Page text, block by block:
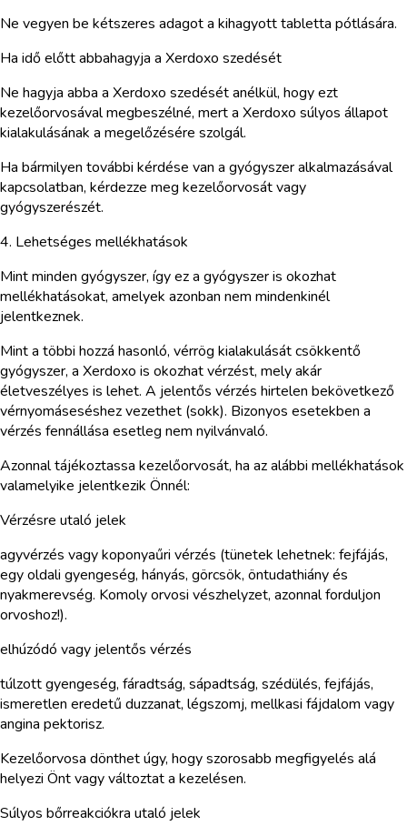
Ne vegyen be kétszeres adagot a kihagyott tabletta pótlására.
Ha idő előtt abbahagyja a Xerdoxo szedését
Ne hagyja abba a Xerdoxo szedését anélkül, hogy ezt
kezelőorvosával megbeszélné, mert a Xerdoxo súlyos állapot
kialakulásának a megelőzésére szolgál.
Ha bármilyen további kérdése van a gyógyszer alkalmazásával
kapcsolatban, kérdezze meg kezelőorvosát vagy
gyógyszerészét.
4. Lehetséges mellékhatások
Mint minden gyógyszer, így ez a gyógyszer is okozhat
mellékhatásokat, amelyek azonban nem mindenkinél
jelentkeznek.
Mint a többi hozzá hasonló, vérrög kialakulását csökkentő
gyógyszer, a Xerdoxo is okozhat vérzést, mely akár
életveszélyes is lehet. A jelentős vérzés hirtelen bekövetkező
vérnyomáseséshez vezethet (sokk). Bizonyos esetekben a
vérzés fennállása esetleg nem nyilvánvaló.
Azonnal tájékoztassa kezelőorvosát, ha az alábbi mellékhatások
valamelyike jelentkezik Önnél:
Vérzésre utaló jelek
agyvérzés vagy koponyaűri vérzés (tünetek lehetnek: fejfájás,
egy oldali gyengeség, hányás, görcsök, öntudathiány és
nyakmerevség. Komoly orvosi vészhelyzet, azonnal forduljon
orvoshoz!).
elhúzódó vagy jelentős vérzés
túlzott gyengeség, fáradtság, sápadtság, szédülés, fejfájás,
ismeretlen eredetű duzzanat, légszomj, mellkasi fájdalom vagy
angina pektorisz.
Kezelőorvosa dönthet úgy, hogy szorosabb megfigyelés alá
helyezi Önt vagy változtat a kezelésen.
Súlyos bőrreakciókra utaló jelek